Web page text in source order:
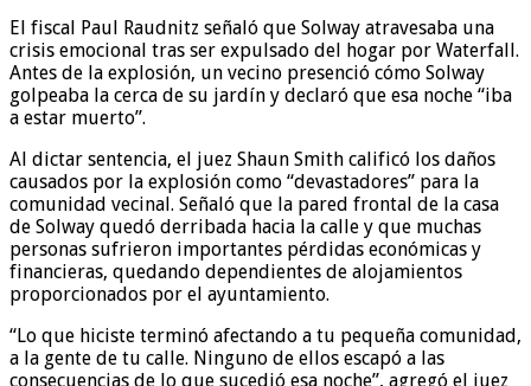
El fiscal Paul Raudnitz señaló que Solway atravesaba una
crisis emocional tras ser expulsado del hogar por Waterfall.
Antes de la explosión, un vecino presenció cómo Solway
golpeaba la cerca de su jardín y declaró que esa noche “iba
a estar muerto”.
Al dictar sentencia, el juez Shaun Smith calificó los daños
causados por la explosión como “devastadores” para la
comunidad vecinal. Señaló que la pared frontal de la casa
de Solway quedó derribada hacia la calle y que muchas
personas sufrieron importantes pérdidas económicas y
financieras, quedando dependientes de alojamientos
proporcionados por el ayuntamiento.
“Lo que hiciste terminó afectando a tu pequeña comunidad,
a la gente de tu calle. Ninguno de ellos escapó a las
consecuencias de lo que sucedió esa noche”, agregó el juez